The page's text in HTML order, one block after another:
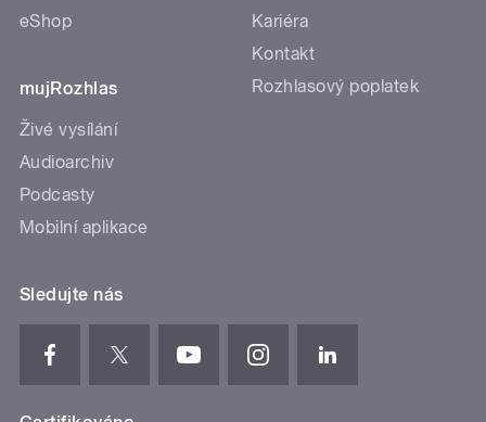
eShop
mujRozhlas
Živé vysílání
Audioarchiv
Podcasty
Mobilní aplikace
Kariéra
Kontakt
Rozhlasový poplatek
Sledujte nás